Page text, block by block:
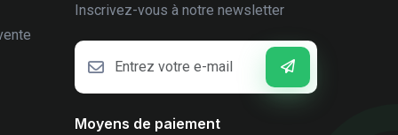
Inscrivez-vous à notre newsletter
Moyens de paiement